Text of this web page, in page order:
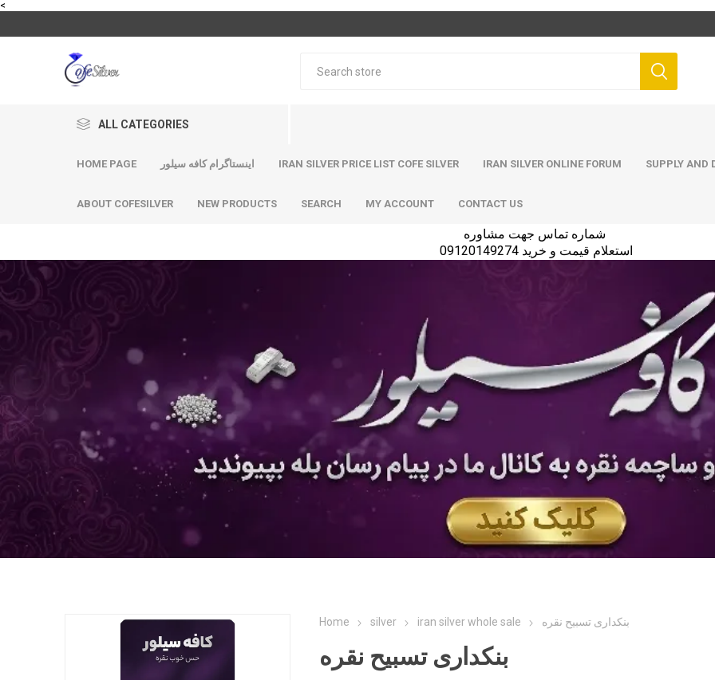
<
ALL CATEGORIES
HOME PAGE اینستاگرام کافه سیلور IRAN SILVER PRICE LIST COFE SILVER IRAN SILVER ONLINE FORUM SUPPLY AND
ABOUT COFESILVER NEW PRODUCTS SEARCH MY ACCOUNT CONTACT US
استعلام قیمت و خرید 09120149274
Home silver iran silver whole sale بنکداری تسبیح نقره
بنکداری تسبیح نقره